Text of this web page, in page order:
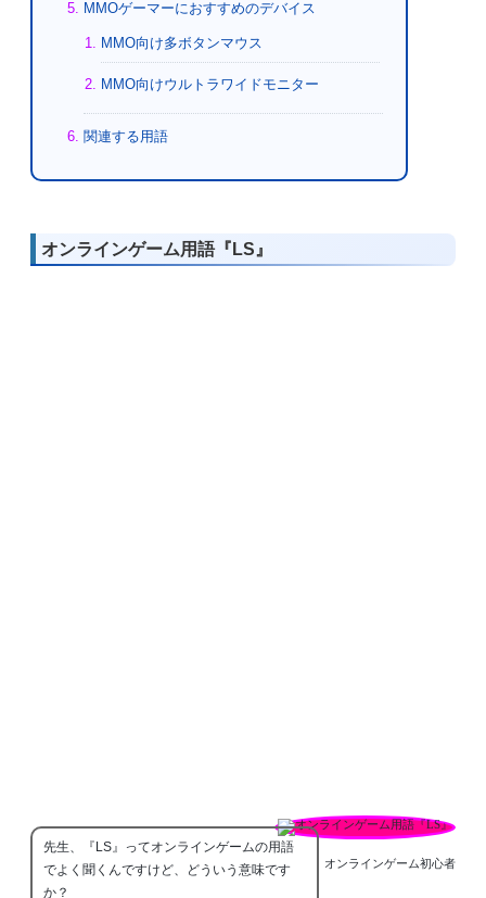
MMOゲーマーにおすすめのデバイス
MMO向け多ボタンマウス
MMO向けウルトラワイドモニター
関連する用語
オンラインゲーム用語『LS』
オンラインゲーム初心者
先生、『LS』ってオンラインゲームの用語
でよく聞くんですけど、どういう意味です
か？